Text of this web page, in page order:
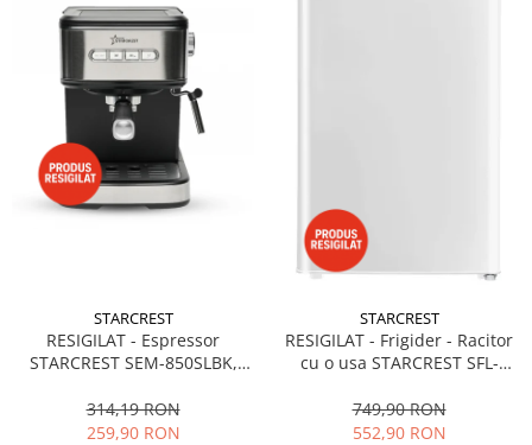
STARCREST
RESIGILAT - Espressor
STARCREST SEM-850SLBK,
detasabil 1.5L, dispozitiv
spumare, filtru dublu din
314,19 RON
259,90 RON
STARCREST
RESIGILAT - Frigider - Racitor
cu o usa STARCREST SFL-
92L, Iluminare interioara,H 83
cm, Alb
749,90 RON
552,90 RON